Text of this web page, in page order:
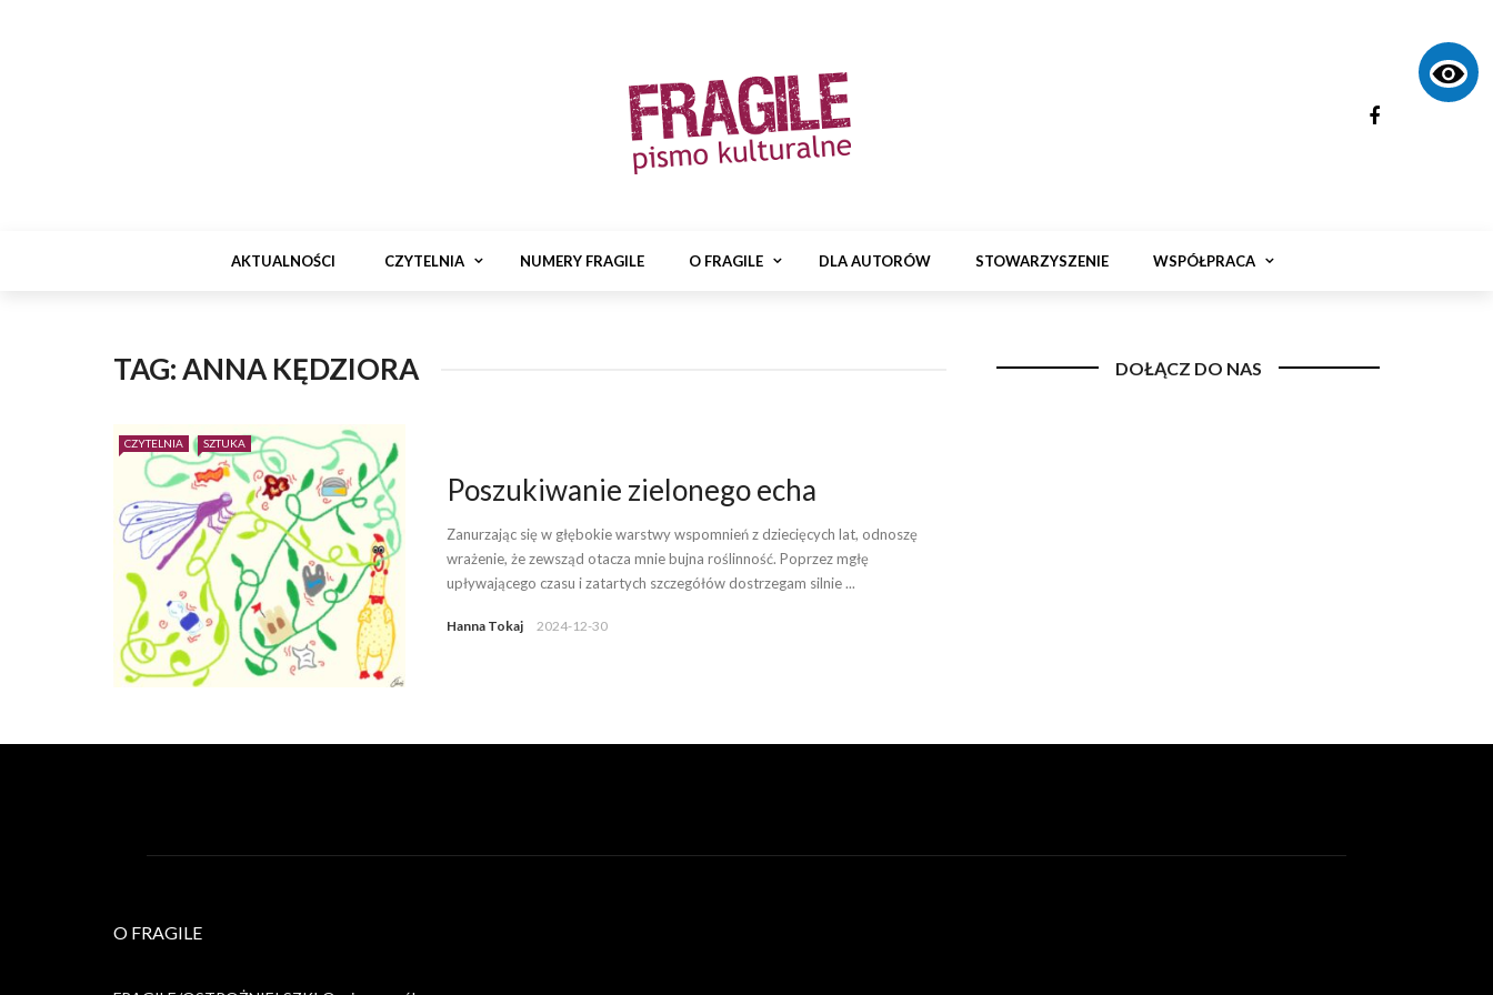
AKTUALNOŚCI CZYTELNIA NUMERY FRAGILE O FRAGILE DLA AUTORÓW STOWARZYSZENIE WSPÓŁPRACA
TAG:ANNA KĘDZIORA
CZYTELNIA SZTUKA
Poszukiwanie zielonego echa
Zanurzając się w głębokie warstwy wspomnień z dziecięcych lat, odnoszę
wrażenie, że zewsząd otacza mnie bujna roślinność. Poprzez mgłę
upływającego czasu i zatartych szczegółów dostrzegam silnie ...
Hanna Tokaj 2024-12-30
DOŁĄCZ DO NAS
O FRAGILE